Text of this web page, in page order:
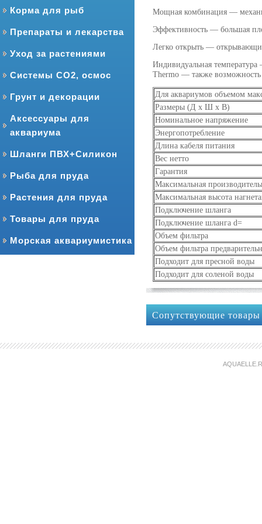
Корма для рыб
Препараты и лекарства
Уход за растениями
Системы CO2, осмос
Грунт и декорации
Аксессуары для
аквариума
Шланги ПВХ+Силикон
Рыба для пруда
Растения для пруда
Товары для пруда
Морская аквариумистика
Мощная комбинация —
Эффективность — большая
Легко открыть —
Индивидуальная
Thermo — также
Для аквариумов объемом
Размеры (Д х Ш х В)
Номинальное напряжение
Энергопотребление
Длина кабеля питания
Вес нетто
Гарантия
Максимальная
Максимальная высота
Подключение шланга
Подключение шланга d=
Объем фильтра
Объем фильтра
Подходит для пресной воды
Подходит для соленой воды
Сопутствующие товары